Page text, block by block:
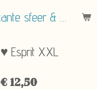
Molenaarsbrocante sfeer & meer
♥ Esprit XXL
€ 12,50